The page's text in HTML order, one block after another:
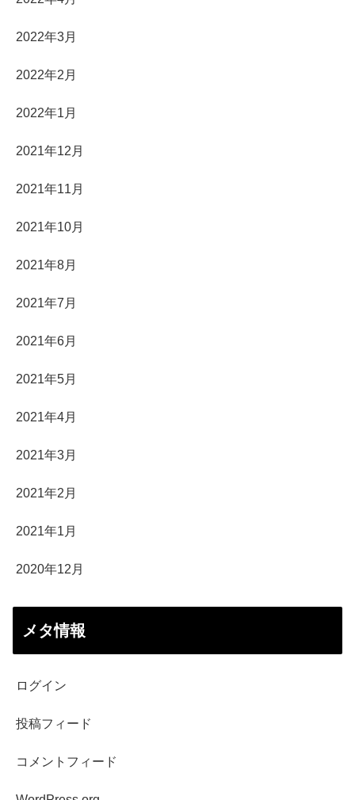
2022年3月
2022年2月
2022年1月
2021年12月
2021年11月
2021年10月
2021年8月
2021年7月
2021年6月
2021年5月
2021年4月
2021年3月
2021年2月
2021年1月
2020年12月
メタ情報
ログイン
投稿フィード
コメントフィード